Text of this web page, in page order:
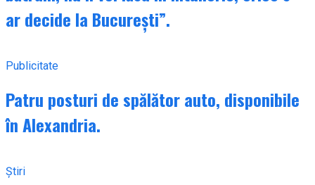
ar decide la București”.
Publicitate
Patru posturi de spălător auto, disponibile
în Alexandria.
Știri